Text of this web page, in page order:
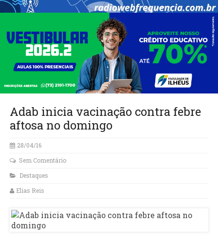
Adab inicia vacinação contra febre
aftosa no domingo
28/04/16
Sem Comentário
Destaques
Elias Reis